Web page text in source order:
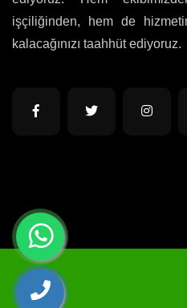
işçiliğinden, hem de
kalacağınızı taahhüt ediyoruz.